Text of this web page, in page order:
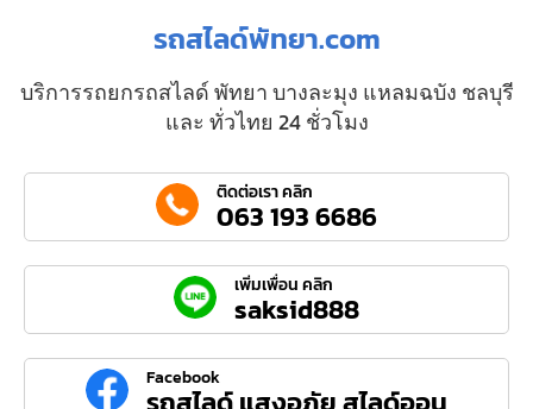
รถสไลด์พัทยา.com
บริการรถยกรถสไลด์ พัทยา บางละมุง แหลมฉบัง ชลบุรี
และ ทั่วไทย 24 ชั่วโมง
ติดต่อเรา คลิก
063 193 6686
เพิ่มเพื่อน คลิก
saksid888
Facebook